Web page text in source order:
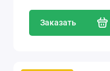
Заказать